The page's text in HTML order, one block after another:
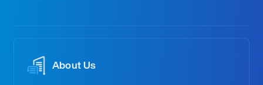
About Us